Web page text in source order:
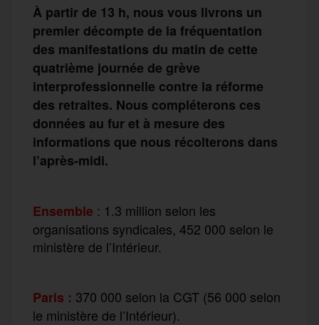
À partir de 13 h, nous vous livrons un
premier décompte de la fréquentation
des manifestations du matin de cette
quatrième journée de grève
interprofessionnelle contre la réforme
des retraites. Nous compléterons ces
données au fur et à mesure des
informations que nous récolterons dans
l’après-midi.
Ensemble : 1.3 million selon les
organisations syndicales, 452 000 selon le
ministère de l’Intérieur.
Paris : 370 000 selon la CGT (56 000 selon
le ministère de l’Intérieur).